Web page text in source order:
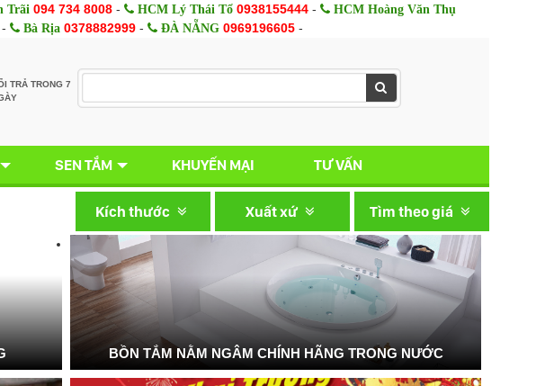
Trãi 094 734 8008 - HCM Lý Thái Tổ 0938155444 - HCM Hoàng Văn Thụ
Bà Rịa 0378882999- ĐÀ NẴNG 0969196605-
TRẢ TRONG 7
SEN TẮM KHUYẾN MẠI TƯ VẤN
Tìm theo giá
Xuất xứ
Kích thước
BỒN TẮM NẰM NGÂM CHÍNH HÃNG TRONG NƯỚC